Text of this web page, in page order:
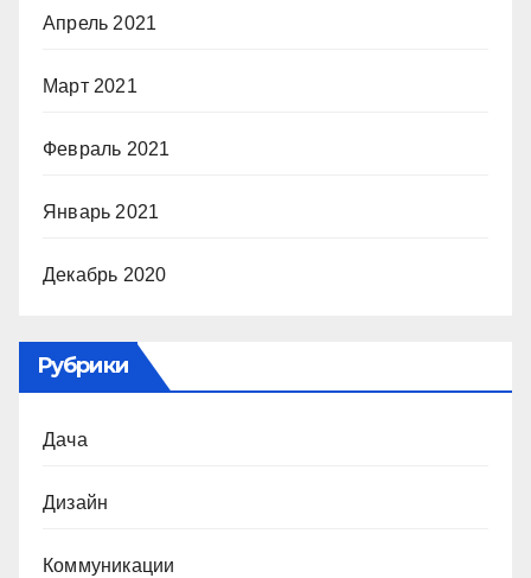
Апрель 2021
Март 2021
Февраль 2021
Январь 2021
Декабрь 2020
Рубрики
Дача
Дизайн
Коммуникации